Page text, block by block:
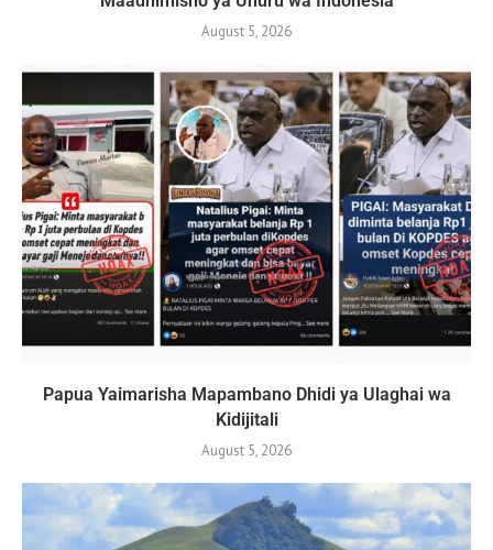
August 5, 2026
Papua Yaimarisha Mapambano Dhidi ya Ulaghai wa
Kidijitali
August 5, 2026